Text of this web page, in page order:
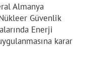
Almanya
Güvenlik
Enerji
karar